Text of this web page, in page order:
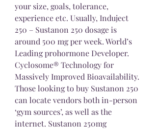
your size, goals, tolerance,
experience etc. Usually, Induject
250 – Sustanon 250 dosage is
around 500 mg per week. World’s
Leading prohormone Developer.
Cyclosome® Technology for
Massively Improved Bioavailability.
Those looking to buy Sustanon 250
can locate vendors both in-person
‘gym sources’, as well as the
internet. Sustanon 250mg